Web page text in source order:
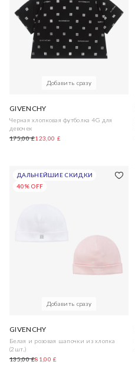
Добавить сразу
GIVENCHY
Черная хлопковая футболка 4G для
девочек
175,00 £123,00 £
ДАЛЬНЕЙШИЕ СКИДКИ
40% OFF
Добавить сразу
GIVENCHY
Белая и розовая шапочки из хлопка
(2шт.)
135,00 £81,00 £